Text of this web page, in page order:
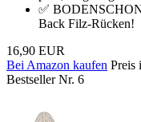
✅
Back Filz-Rücken!
16,90 EUR
Bei Amazon kaufen Preis
Bestseller Nr. 6